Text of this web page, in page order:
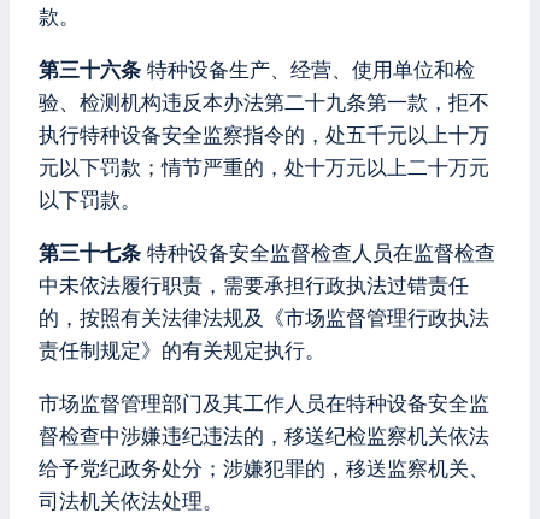
款。
第三十六条 特种设备生产、经营、使用单位和检
验、检测机构违反本办法第二十九条第一款，拒不
执行特种设备安全监察指令的，处五千元以上十万
元以下罚款；情节严重的，处十万元以上二十万元
以下罚款。
第三十七条 特种设备安全监督检查人员在监督检查
中未依法履行职责，需要承担行政执法过错责任
的，按照有关法律法规及《市场监督管理行政执法
责任制规定》的有关规定执行。
市场监督管理部门及其工作人员在特种设备安全监
督检查中涉嫌违纪违法的，移送纪检监察机关依法
给予党纪政务处分；涉嫌犯罪的，移送监察机关、
司法机关依法处理。